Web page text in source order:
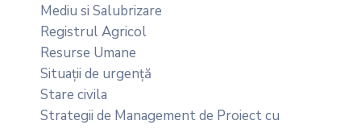
Mediu si Salubrizare
Registrul Agricol
Resurse Umane
Situații de urgență
Stare civila
Strategii de Management de Proiect cu